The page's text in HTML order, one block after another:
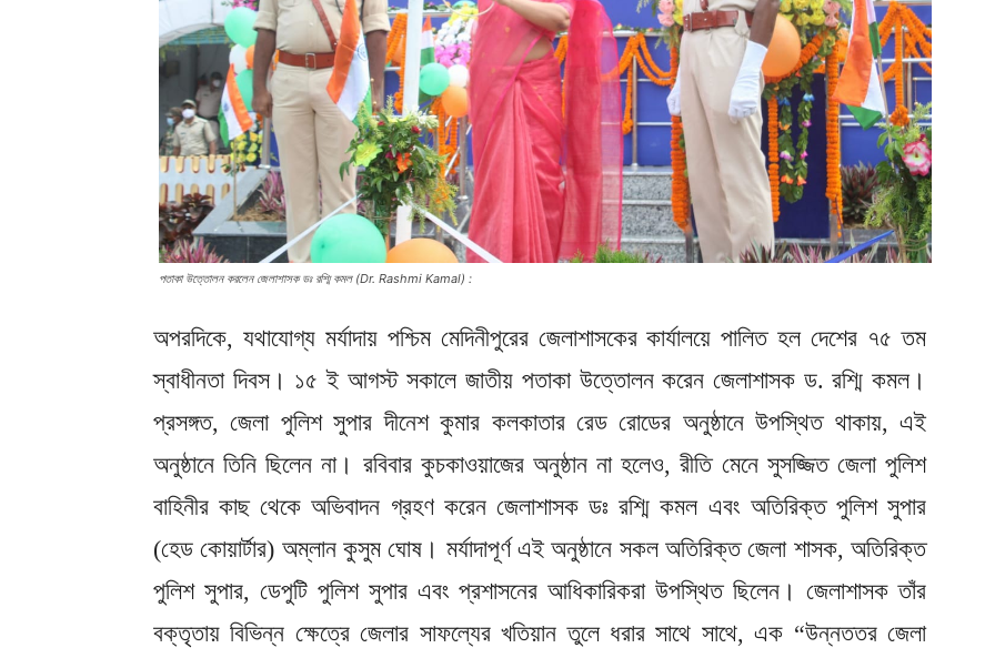
পতাকা উত্তোলন করলেন জেলাশাসক ডঃ রশ্মি কমল (Dr. Rashmi Kamal) :
অপরদিকে, যথাযোগ্য মর্যাদায় পশ্চিম মেদিনীপুরের জেলাশাসকের কার্যালয়ে পালিত হল দেশের ৭৫ তম
স্বাধীনতা দিবস। ১৫ ই আগস্ট সকালে জাতীয় পতাকা উত্তোলন করেন জেলাশাসক ড. রশ্মি কমল।
প্রসঙ্গত, জেলা পুলিশ সুপার দীনেশ কুমার কলকাতার রেড রোডের অনুষ্ঠানে উপস্থিত থাকায়, এই
অনুষ্ঠানে তিনি ছিলেন না। রবিবার কুচকাওয়াজের অনুষ্ঠান না হলেও, রীতি মেনে সুসজ্জিত জেলা পুলিশ
বাহিনীর কাছ থেকে অভিবাদন গ্রহণ করেন জেলাশাসক ডঃ রশ্মি কমল এবং অতিরিক্ত পুলিশ সুপার
(হেড কোয়ার্টার) অম্লান কুসুম ঘোষ। মর্যাদাপূর্ণ এই অনুষ্ঠানে সকল অতিরিক্ত জেলা শাসক, অতিরিক্ত
পুলিশ সুপার, ডেপুটি পুলিশ সুপার এবং প্রশাসনের আধিকারিকরা উপস্থিত ছিলেন। জেলাশাসক তাঁর
বক্তৃতায় বিভিন্ন ক্ষেত্রে জেলার সাফল্যের খতিয়ান তুলে ধরার সাথে সাথে, এক “উন্নততর জেলা